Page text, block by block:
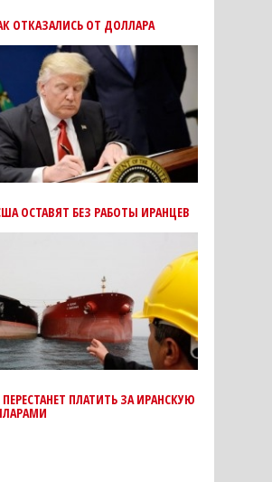
ОТКАЗАЛИСЬ ОТ ДОЛЛАРА
ОСТАВЯТ БЕЗ РАБОТЫ ИРАНЦЕВ
ПЛАТИТЬ ЗА ИРАНСКУЮ